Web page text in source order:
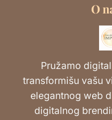
O
Pružamo
transformišu vašu
elegantnog web
digitalnog